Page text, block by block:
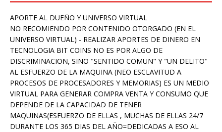
APORTE AL DUEÑO Y UNIVERSO VIRTUAL
NO RECOMIENDO POR CONTENIDO OTORGADO (EN EL
UNIVERSO VIRTUAL) - REALIZAR APORTES DE DINERO EN
TECNOLOGIA BIT COINS NO ES POR ALGO DE
DISCRIMINACION, SINO "SENTIDO COMUN" Y "UN DELITO"
AL ESFUERZO DE LA MAQUINA (NEO ESCLAVITUD A
PROCESOS DE PROCESADORES Y MEMORIAS) ES UN MEDIO
VIRTUAL PARA GENERAR COMPRA VENTA Y CONSUMO QUE
DEPENDE DE LA CAPACIDAD DE TENER
MAQUINAS(ESFUERZO DE ELLAS , MUCHAS DE ELLAS 24/7
DURANTE LOS 365 DIAS DEL AÑO=DEDICADAS A ESO AL